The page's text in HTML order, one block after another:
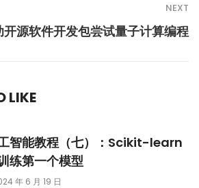
NEXT
开源软件开发包尝试量子计算编程
LIKE
智能教程（七）：Scikit-learn
练第一个模型
年 6 月 19 日